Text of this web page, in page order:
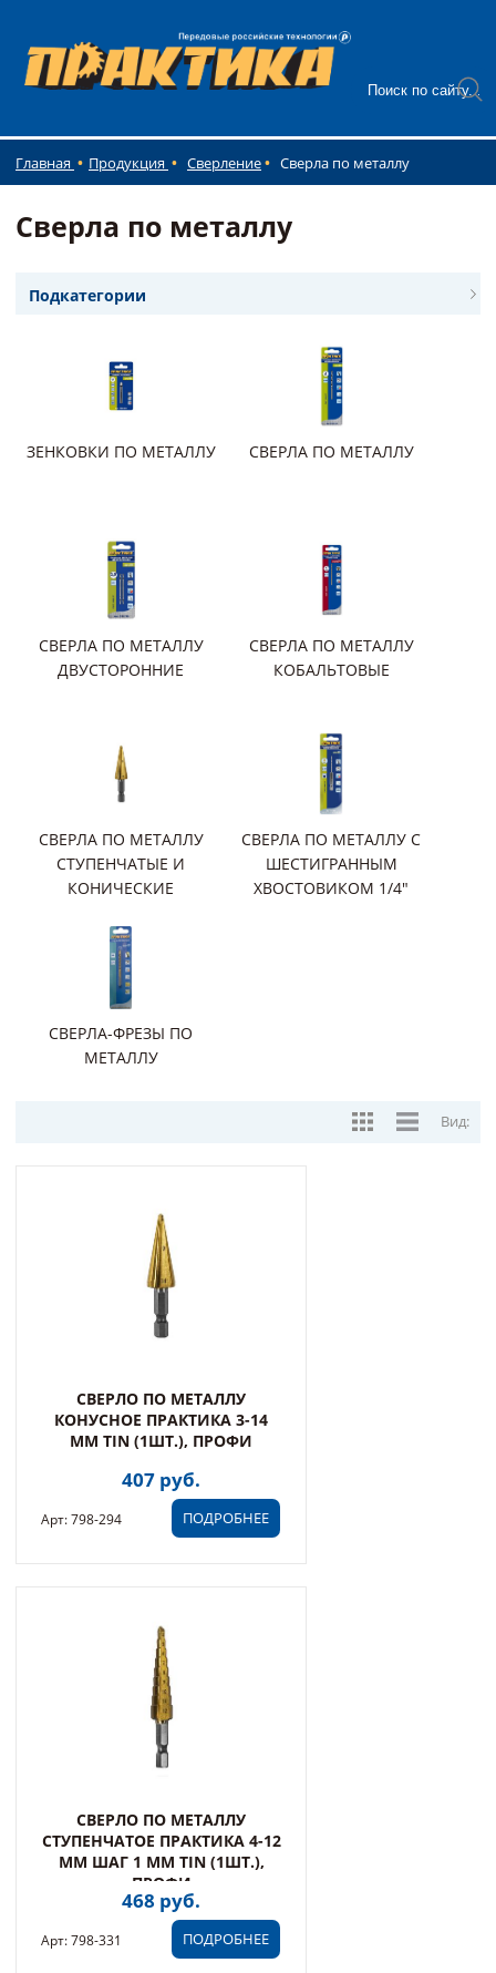
Главная Продукция Сверление Сверла по металлу
Сверла по металлу
Подкатегории
ЗЕНКОВКИ ПО МЕТАЛЛУ СВЕРЛА ПО МЕТАЛЛУ
СВЕРЛА ПО МЕТАЛЛУ
ДВУСТОРОННИЕ
СВЕРЛА ПО МЕТАЛЛУ
КОБАЛЬТОВЫЕ
СВЕРЛА ПО МЕТАЛЛУ
СТУПЕНЧАТЫЕ И
КОНИЧЕСКИЕ
СВЕРЛА ПО МЕТАЛЛУ С
ШЕСТИГРАННЫМ
ХВОСТОВИКОМ 1/4"
СВЕРЛА-ФРЕЗЫ ПО
МЕТАЛЛУ
Вид:
СВЕРЛО ПО МЕТАЛЛУ
КОНУСНОЕ ПРАКТИКА 3-14
ММ TIN (1ШТ.), ПРОФИ
407 руб.
ПОДРОБНЕЕ
Арт: 798-294
СВЕРЛО ПО МЕТАЛЛУ
СТУПЕНЧАТОЕ ПРАКТИКА 4-12
ММ ШАГ 1 ММ TIN (1ШТ.),
ПРОФИ
468 руб.
ПОДРОБНЕЕ
Арт: 798-331